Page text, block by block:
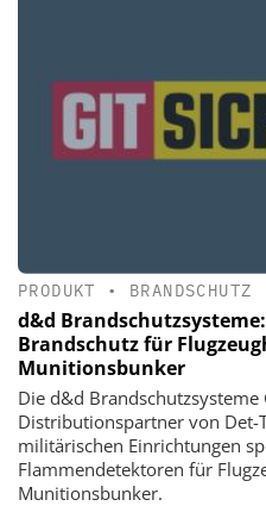
PRODUKT • BRANDSCHUTZ
d&d
Brandschutz für
Munitionsbunker
Die d&d
Distributionspartner von Det-
militärischen Einrichtungen
Flammendetektoren für
Munitionsbunker.